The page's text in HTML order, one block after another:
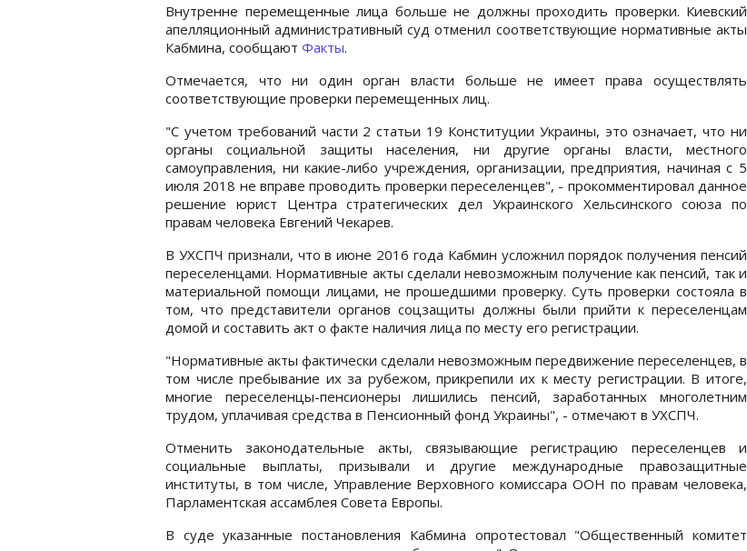
Внутренне перемещенные лица больше не должны проходить проверки. Киевский
апелляционный административный суд отменил соответствующие нормативные акты
Кабмина, сообщают Факты.
Отмечается, что ни один орган власти больше не имеет права осуществлять
соответствующие проверки перемещенных лиц.
"С учетом требований части 2 статьи 19 Конституции Украины, это означает, что ни
органы социальной защиты населения, ни другие органы власти, местного
самоуправления, ни какие-либо учреждения, организации, предприятия, начиная с 5
июля 2018 не вправе проводить проверки переселенцев", - прокомментировал данное
решение юрист Центра стратегических дел Украинского Хельсинского союза по
правам человека Евгений Чекарев.
В УХСПЧ признали, что в июне 2016 года Кабмин усложнил порядок получения пенсий
переселенцами. Нормативные акты сделали невозможным получение как пенсий, так и
материальной помощи лицами, не прошедшими проверку. Суть проверки состояла в
том, что представители органов соцзащиты должны были прийти к переселенцам
домой и составить акт о факте наличия лица по месту его регистрации.
"Нормативные акты фактически сделали невозможным передвижение переселенцев, в
том числе пребывание их за рубежом, прикрепили их к месту регистрации. В итоге,
многие переселенцы-пенсионеры лишились пенсий, заработанных многолетним
трудом, уплачивая средства в Пенсионный фонд Украины", - отмечают в УХСПЧ.
Отменить законодательные акты, связывающие регистрацию переселенцев и
социальные выплаты, призывали и другие международные правозащитные
институты, в том числе, Управление Верховного комиссара ООН по правам человека,
Парламентская ассамблея Совета Европы.
В суде указанные постановления Кабмина опротестовал "Общественный комитет